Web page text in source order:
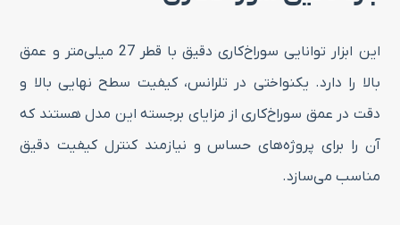
این ابزار توانایی سوراخ‌کاری دقیق با قطر 27 میلی‌متر و عمق
بالا را دارد. یکنواختی در تلرانس، کیفیت سطح نهایی بالا و
دقت در عمق سوراخ‌کاری از مزایای برجسته این مدل هستند که
آن را برای پروژه‌های حساس و نیازمند کنترل کیفیت دقیق
مناسب می‌سازد.